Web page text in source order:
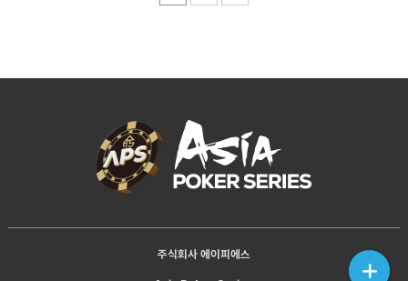
주식회사 에이피에스